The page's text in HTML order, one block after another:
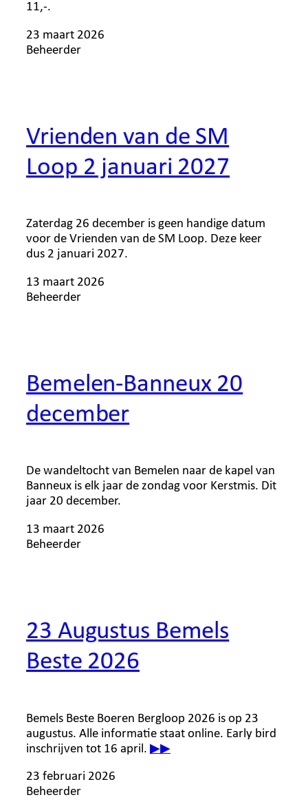
11,-.
23 maart 2026
Beheerder
Vrienden van de SM
Loop 2 januari 2027
Zaterdag 26 december is geen handige datum
voor de Vrienden van de SM Loop. Deze keer
dus 2 januari 2027.
13 maart 2026
Beheerder
Bemelen-Banneux 20
december
De wandeltocht van Bemelen naar de kapel van
Banneux is elk jaar de zondag voor Kerstmis. Dit
jaar 20 december.
13 maart 2026
Beheerder
23 Augustus Bemels
Beste 2026
Bemels Beste Boeren Bergloop 2026 is op 23
augustus. Alle informatie staat online. Early bird
inschrijven tot 16 april. ▶▶
23 februari 2026
Beheerder